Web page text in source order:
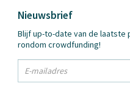
Nieuwsbrief
Blijf up-to-date van de
rondom crowdfunding!
Email